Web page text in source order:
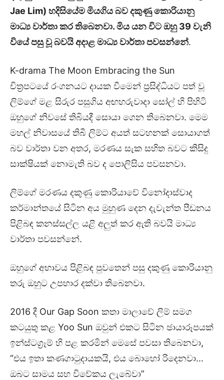
Jae Lim) හදිසියේම මියගිය බව දකුණු කොරියානු
මාධ්‍ය වාර්තා කර තිබෙනවා. මිය යන විට ඔහු 39 වැනි
වියේ පසු වූ බවයි අදාළ මාධ්‍ය වාර්තා පවසන්නේ.
K-drama The Moon Embracing the Sun
චිත්‍රපටයේ රංගනයට දායක වීමෙන් ප්‍රසිද්ධියට පත් වූ
ලිම්ගේ මළ සිරුර පසුගිය අඟහරුවාදා සෝල් හි පිහිටි
ඔහුගේ නිවසේ තිබියදී සොයා ගෙන තිබෙනවා. මෙම
මහල් නිවාසයේ තිබී ලිම්ට අයත් සටහනක් සොයාගත්
බව වාර්තා වන අතර, මරණය සැක සහිත බවට කිසිදු
සාක්ෂියක් නොමැති බව ද පොලිසිය පවසනවා.
ලිම්ගේ මරණය දකුණු කොරියාවේ විනෝදාස්වාද
කර්මාන්තයේ සිටින අය මුහුණ දෙන දැවැන්ත පීඩනය
පිළිබඳ කනස්සල්ල යළි අලුත් කර ඇති බවයි මාධ්‍ය
වාර්තා පවසන්නේ.
ඔහුගේ අභාවය පිළිබඳ පුවතෙන් පසු දකුණු කොරියානු
තරු ඔහුට උපහාර දක්වා තිබෙනවා.
2016 දී Our Gap Soon කතා මාලාවේ ලිම් සමග
කටයුතු කළ Yoo Sun ඔවුන් එකට සිටින ඡායාරූපයක්
ඉන්ස්ටග්‍රෑම් හි පළ කරමින් මෙසේ පවසා තිබෙනවා,
“එය ඉතා කණගාටුදායකයි, එය බොහෝ රිදෙනවා…
ඔබට සාමය සහ විවේකය ලැබේවා”